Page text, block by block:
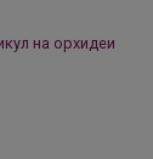
на орхидеи